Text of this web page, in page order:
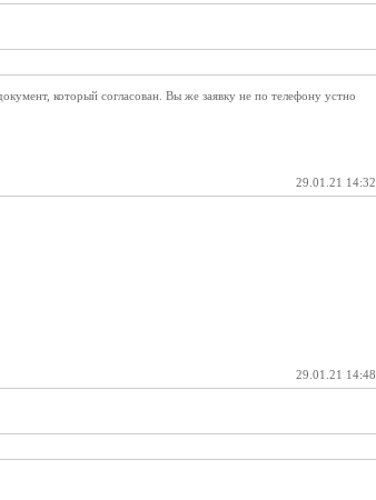
который согласован. Вы же заявку не по телефону устно
29.01.21 14:32
29.01.21 14:48